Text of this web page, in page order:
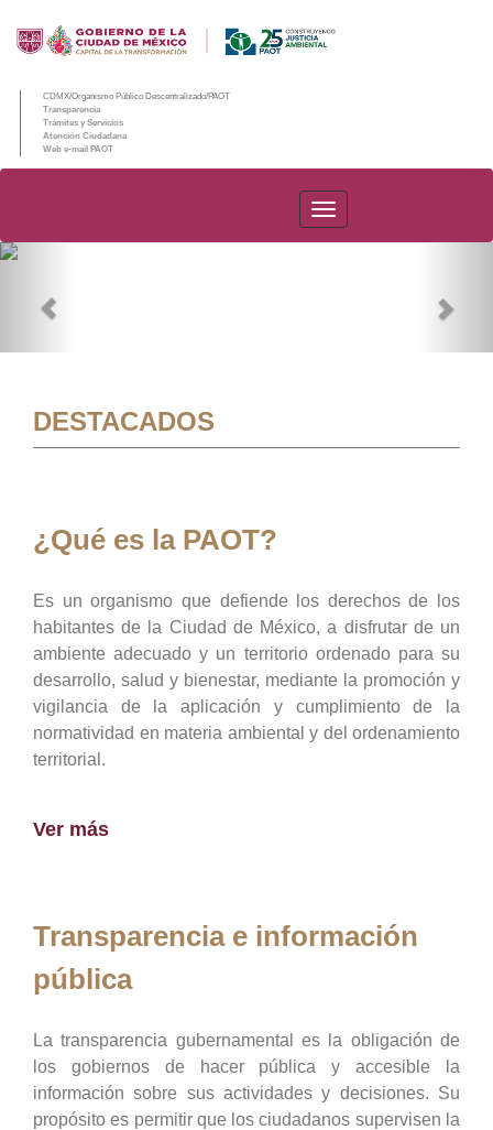
CDMX/Organismo Público Descentralizado/PAOT
Transparencia
Trámites y Servicios
Atención Ciudadana
Web e-mail PAOT
PAOT
DESTACADOS
¿Qué es la PAOT?
Es un organismo que defiende los derechos de los
habitantes de la Ciudad de México, a disfrutar de un
ambiente adecuado y un territorio ordenado para su
desarrollo, salud y bienestar, mediante la promoción y
vigilancia de la aplicación y cumplimiento de la
normatividad en materia ambiental y del ordenamiento
territorial.
Ver más
Transparencia e información
pública
La transparencia gubernamental es la obligación de
los gobiernos de hacer pública y accesible la
información sobre sus actividades y decisiones. Su
propósito es permitir que los ciudadanos supervisen la